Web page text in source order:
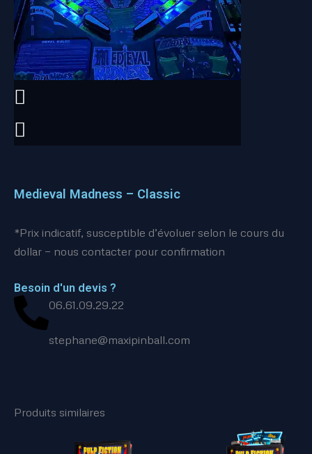
Medieval Madness – Classic
*Prix indicatif, susceptible d’évoluer selon le cours du
dollar — nous contacter pour confirmation
Besoin d'un devis ?
06.61.09.29.22
stephane@maxipinball.com
Produits similaires